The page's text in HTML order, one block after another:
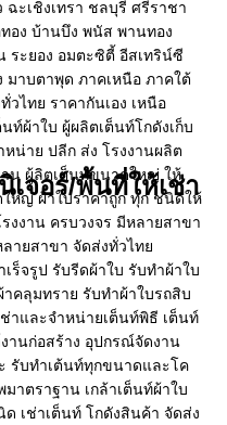
เจอร์/พื้นที่ให้เช่า